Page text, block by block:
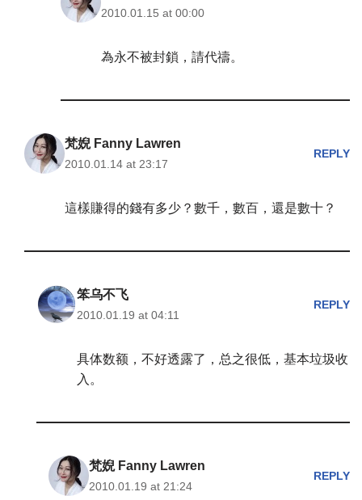
2010.01.15 at 00:00
為永不被封鎖，請代禱。
梵婗 Fanny Lawren
2010.01.14 at 23:17
REPLY
這樣賺得的錢有多少？數千，數百，還是數十？
笨乌不飞
2010.01.19 at 04:11
REPLY
具体数额，不好透露了，总之很低，基本垃圾收
入。
梵婗 Fanny Lawren
2010.01.19 at 21:24
REPLY